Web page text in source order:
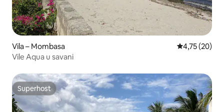
Vila – Mombasa Prosječna
4,75 (20)
Vile Aqua u savani
Superhost
Superhost